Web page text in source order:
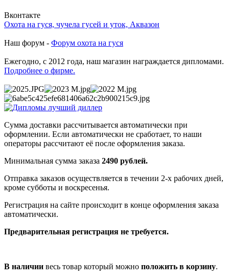
Вконтакте
Охота на гуся, чучела гусей и уток, Аквазон
Наш форум - Форум охота на гуся
Ежегодно, с 2012 года, наш магазин награждается дипломами.
Подробнее о фирме.
Сумма доставки рассчитывается автоматически при
оформлении. Если автоматически не сработает, то наши
операторы рассчитают её после оформления заказа.
Минимальная сумма заказа 2490 рублей.
Отправка заказов осуществляется в течении 2-х рабочих дней,
кроме субботы и воскресенья.
Регистрация на сайте происходит в конце оформления заказа
автоматически.
Предварительная регистрация не требуется.
В наличии весь товар который можно положить в корзину.